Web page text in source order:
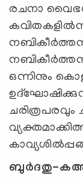
രചനാ
ഒന്നിനും
ബുര്‍ദതു-